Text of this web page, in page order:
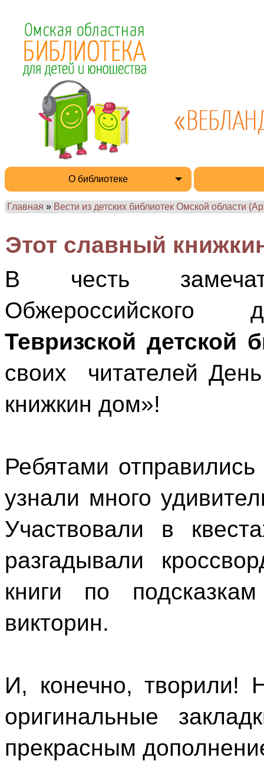
О библиотеке
Главная » Вести из детских библиотек Омской области
Этот славный
В честь
Обжероссийского
Тевризской детской
своих читателей
книжкин дом»!
Ребятами
узнали много
Участвовали в
разгадывали
книги по
викторин.
И, конечно, творили!
оригинальные
прекрасным